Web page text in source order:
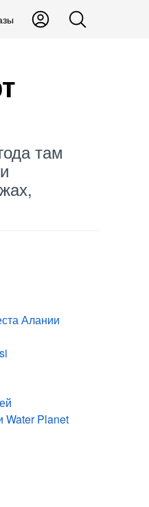
там
Алании
Water Planet